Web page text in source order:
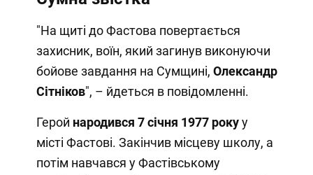
"На щиті до Фастова повертається
захисник, воїн, який загинув виконуючи
бойове завдання на Сумщині, Олександр
Сітніков", – йдеться в повідомленні.
Герой народився 7 січня 1977 рокуу
місті Фастові. Закінчив місцеву школу, а
потім навчався у Фастівському